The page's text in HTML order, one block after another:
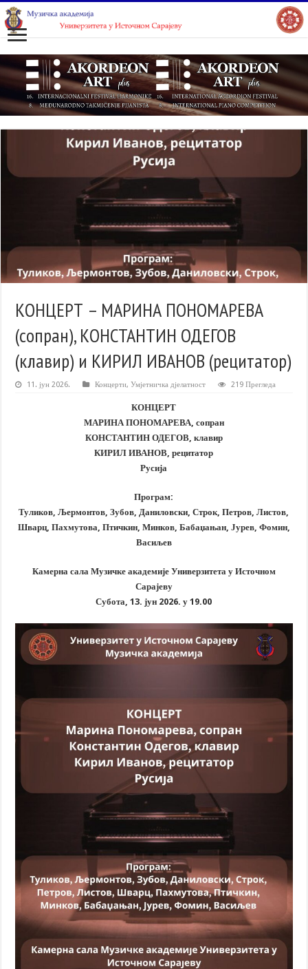
КОНЦЕРТ – МАРИНА ПОНОМАРЕВА
(сопран), КОНСТАНТИН ОДЕГОВ
(клавир) и КИРИЛ ИВАНОВ (рецитатор)
11. јун 2026. Концерти,Умјетничка дјелатност 219 Прегледа
КОНЦЕРТ
МАРИНА ПОНОМАРЕВА, сопран
КОНСТАНТИН ОДЕГОВ, клавир
КИРИЛ ИВАНОВ, рецитатор
Русија
Програм:
Туликов, Љермонтов, Зубов, Даниловски, Строк, Петров, Листов,
Шварц, Пахмутова, Птичкин, Минков, Бабаџањан, Јурев, Фомин,
Васиљев
Камерна сала Музичке академије Универзитета у Источном
Сарајеву
Субота, 13. јун 2026. у 19.00